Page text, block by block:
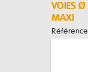
VOIES Ø
MAXI